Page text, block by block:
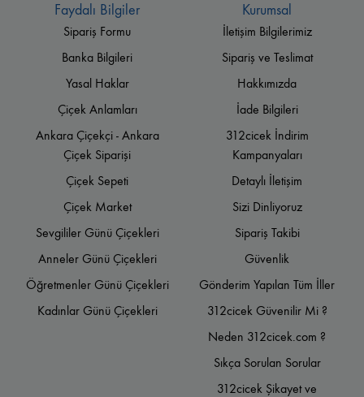
Faydalı Bilgiler
Sipariş Formu
Banka Bilgileri
Yasal Haklar
Çiçek Anlamları
Ankara Çiçekçi - Ankara
Çiçek Siparişi
Çiçek Sepeti
Çiçek Market
Sevgililer Günü Çiçekleri
Anneler Günü Çiçekleri
Öğretmenler Günü Çiçekleri
Kadınlar Günü Çiçekleri
Kurumsal
İletişim Bilgilerimiz
Sipariş ve Teslimat
Hakkımızda
İade Bilgileri
312cicek İndirim
Kampanyaları
Detaylı İletişim
Sizi Dinliyoruz
Sipariş Takibi
Güvenlik
Gönderim Yapılan Tüm İller
312cicek Güvenilir Mi ?
Neden 312cicek.com ?
Sıkça Sorulan Sorular
312cicek Şikayet ve